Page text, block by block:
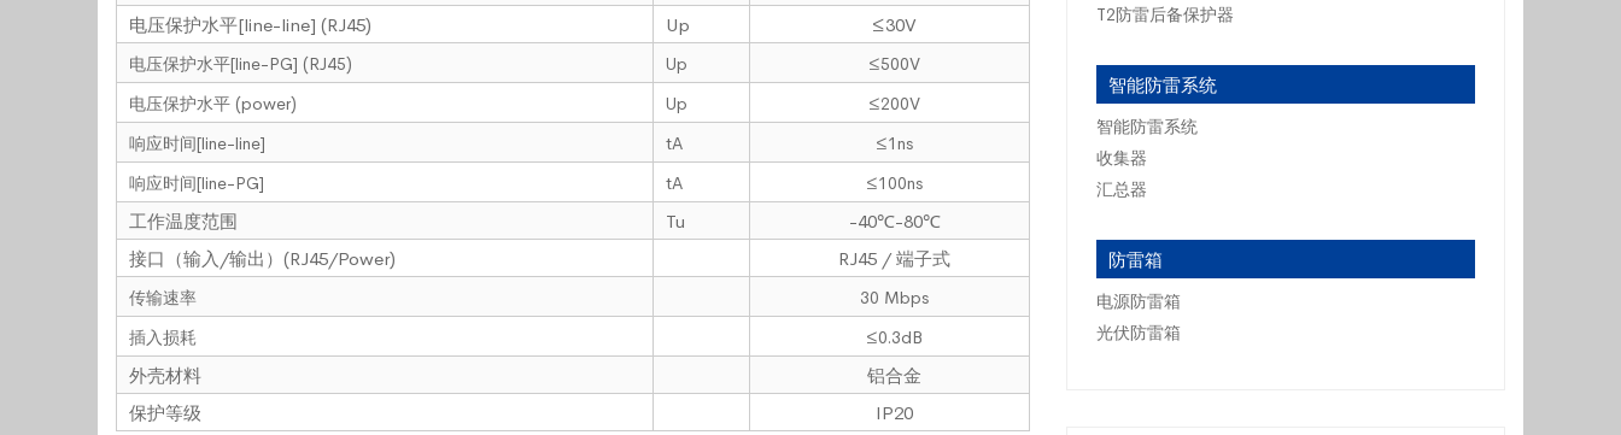
电压保护水平[line-line] (RJ45) Up ≤30V
电压保护水平[line-PG] (RJ45) Up
≤500V
电压保护水平 (power)
Up
≤200V
响应时间[line-line]
tA
≤1ns
响应时间[line-PG]
tA ≤100ns
工作温度范围 Tu
-40℃-80℃
接口（输入/输出）(RJ45/Power)
RJ45 / 端子式
传输速率
30 Mbps
插入损耗
≤0.3dB
外壳材料
铝合金
保护等级
IP20
T2防雷后备保护器
智能防雷系统
智能防雷系统
收集器
汇总器
防雷箱
电源防雷箱
光伏防雷箱